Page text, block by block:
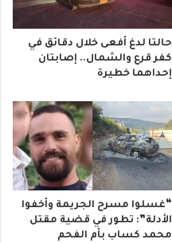
حالتا لدغ أفعى خلال دقائق في
كفر قرع والشمال.. إصابتان
إحداهما خطيرة
“غسلوا مسرح الجريمة وأخفوا
الأدلة”: تطور في قضية مقتل
محمد كساب بأم الفحم